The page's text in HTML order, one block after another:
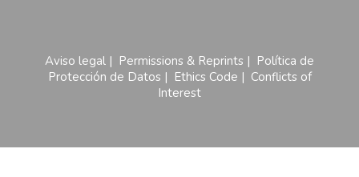
Aviso legal | Permissions & Reprints | Política de
Protección de Datos | Ethics Code | Conflicts of
Interest